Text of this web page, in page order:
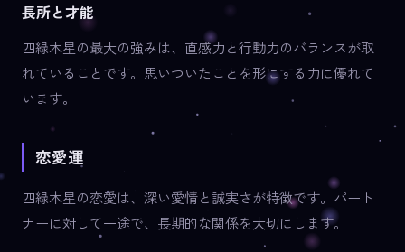
長所と才能
四緑木星の最大の強みは、直感力と行動力のバランスが取
れていることです。思いついたことを形にする力に優れて
います。
恋愛運
四緑木星の恋愛は、深い愛情と誠実さが特徴です。パート
ナーに対して一途で、長期的な関係を大切にします。